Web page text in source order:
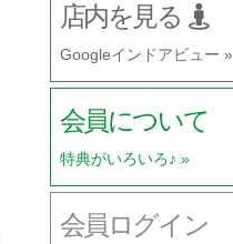
店内を見る
Googleインドアビュー »
会員について
特典がいろいろ♪ »
会員ログイン